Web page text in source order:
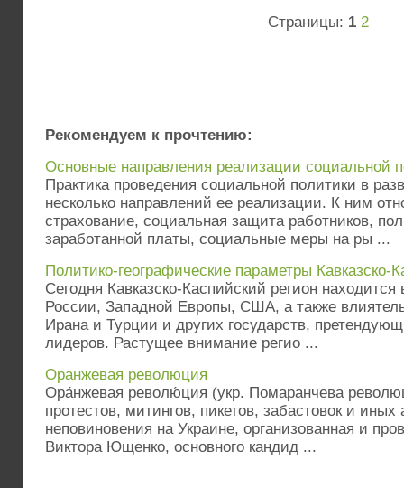
Страницы: 1 2
Рекомендуем к прочтению:
Основные направления реализации социальной
Практика проведения социальной политики в
несколько направлений ее реализации. К ним
страхование, социальная защита работников,
заработанной платы, социальные меры на ры ...
Политико-географические параметры Кавказско-
Сегодня Кавказско-Каспийский регион
России, Западной Европы, США, а также
Ирана и Турции и других государств,
лидеров. Растущее внимание регио ...
Оранжевая революция
Ора́нжевая револю́ция (укр. Помаранчева
протестов, митингов, пикетов, забастовок и иных
неповиновения на Украине, организованная и
Виктора Ющенко, основного кандид ...